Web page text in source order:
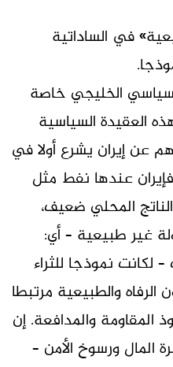
في الساداتية
الخليجي خاصة
العقيدة السياسية
عن إيران يشرع أولا في
عندها نفط مثل
المحلي ضعيف،
غير طبيعية – أي:
نموذجا للثراء
والطبيعية مرتبطا
المقاومة والمدافعة. إن
المال ورسوخ الأمن –